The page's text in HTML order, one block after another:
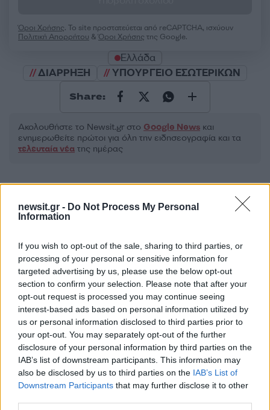
newsit.gr - Do Not Process My Personal
Information
If you wish to opt-out of the sale, sharing to third parties, or
processing of your personal or sensitive information for
targeted advertising by us, please use the below opt-out
section to confirm your selection. Please note that after your
opt-out request is processed you may continue seeing
interest-based ads based on personal information utilized by
us or personal information disclosed to third parties prior to
your opt-out. You may separately opt-out of the further
disclosure of your personal information by third parties on the
IAB’s list of downstream participants. This information may
also be disclosed by us to third parties on the IAB’s List of
Downstream Participants that may further disclose it to other
Όροι Χρήσης. Το site προστατεύεται από reCAPTCHA, ισχύουν
Πολιτική Απορρήτου &Όροι Χρήσης της Google.
Ελλάδα
ΔΙΑΡΡΗΞΗ
ΥΠΟΥΡΓΕΙΟ ΕΣΩΤΕΡΙΚΩΝ
Share:
Ακολουθήστε το Νewsit.gr στο Google News και
ενημερωθείτε πρώτοι για όλη την ειδησεογραφία και τα
τελευταία νέα της ημέρας
1 Έφυγαν οι συνεργάτες, μένει η Μαρία
Καρυστιανού - Η επόμενη μέρα για την
«Ελπίδα για τη Δημοκρατία»
2Σαμοθράκη: «Μαμά νόμιζες ότι δε θα σε
ξαναδώ;» – Τα πρώτα λόγια του 22χρονου
που έπεσε σε κανάλι με καυτό νερό
3Mirror: Οι φωτιές στην Αιγιάλεια έκαναν
στάχτη το όνειρο οικογένειας από τη
Βρετανία για μια νέα ζωή στην
Πελοπόννησο – «Δεν χάσαμε μόνο ένα
σπίτι»
4 Ψάθα: «Δεν υπήρξε τεχνικό πρόβλημα με
τα δύο ελικόπτερα» κατέθεσαν ο Βρετανός